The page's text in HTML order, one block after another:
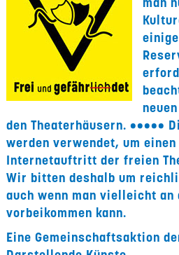
den Theaterhäusern. •••••
werden verwendet, um
Internetauftritt der freien
Wir bitten deshalb um
auch wenn man vielleicht an
vorbeikommen kann.
Eine Gemeinschaftsaktion